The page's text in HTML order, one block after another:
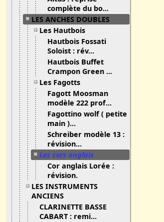
complète du bo...
LES ANCHES DOUBLES
Les Hautbois
Hautbois Fossati
Soloist : rév...
Hautbois Buffet
Crampon Green ...
Les Fagotts
Fagott Moosman
modèle 222 prof...
Fagottino wolf ( petite
main )...
Schreiber modèle 13 :
révision...
Les cors anglais
Cor anglais Lorée :
révision.
LES INSTRUMENTS
ANCIENS
CLARINETTE BASSE
CABART : remi...